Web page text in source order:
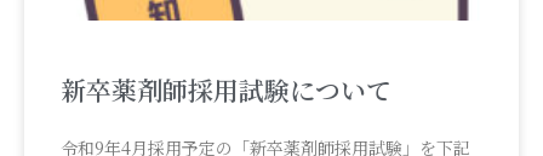
新卒薬剤師採用試験について
令和9年4月採用予定の「新卒薬剤師採用試験」を下記